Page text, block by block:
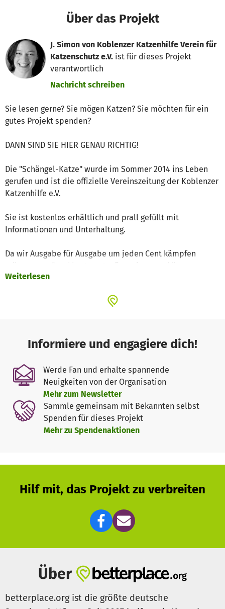
Über das Projekt
J. Simon von Koblenzer Katzenhilfe Verein für
Katzenschutz e.V. ist für dieses Projekt
verantwortlich
Nachricht schreiben
Sie lesen gerne? Sie mögen Katzen? Sie möchten für ein
gutes Projekt spenden?
DANN SIND SIE HIER GENAU RICHTIG!
Die "Schängel-Katze" wurde im Sommer 2014 ins Leben
gerufen und ist die offizielle Vereinszeitung der Koblenzer
Katzenhilfe e.V.
Sie ist kostenlos erhältlich und prall gefüllt mit
Informationen und Unterhaltung.
Da wir Ausgabe für Ausgabe um jeden Cent kämpfen
bitten wir an dieser Stelle um Ihre Unterstützung.
Denn: Die Zeitung soll für jeden kostenlos bleiben, damit
Die Ausgaben sind auch online verfügbar unter
www.schaengelkatze.de, dort können Sie sich ein Bild
unserer ehrenamtlichen Arbeit rund um die Zeitung
machen und sehen, wofür Sie spenden.
Die Ausgaben werden an unsere Mitglieder, sowie bei
Tierärzten, Friseuren etc. als Mitnehm-Exemplare
ausgelegt. So werden wichtige Themen, wie die Kastration
freuen und danken Ihnen für die Unterstützung für ein
Projekt, auf das wir sehr stolz sind!
Weiterlesen
Informiere und engagiere dich!
Werde Fan und erhalte spannende
Neuigkeiten von der Organisation
Mehr zum Newsletter
Sammle gemeinsam mit Bekannten selbst
Spenden für dieses Projekt
Mehr zu Spendenaktionen
Hilf mit, das Projekt zu verbreiten
Über
betterplace.org ist die größte deutsche